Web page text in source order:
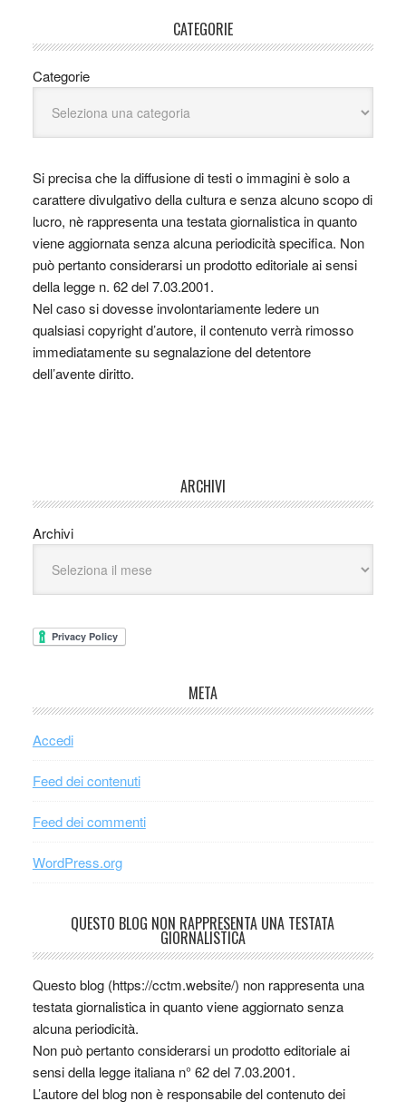
CATEGORIE
Categorie
Si precisa che la diffusione di testi o immagini è solo a
carattere divulgativo della cultura e senza alcuno scopo di
lucro, nè rappresenta una testata giornalistica in quanto
viene aggiornata senza alcuna periodicità specifica. Non
può pertanto considerarsi un prodotto editoriale ai sensi
della legge n. 62 del 7.03.2001.
Nel caso si dovesse involontariamente ledere un
qualsiasi copyright d’autore, il contenuto verrà rimosso
immediatamente su segnalazione del detentore
dell’avente diritto.
ARCHIVI
Archivi
META
Accedi
Feed dei contenuti
Feed dei commenti
WordPress.org
QUESTO BLOG NON RAPPRESENTA UNA TESTATA
GIORNALISTICA
Questo blog (https://cctm.website/) non rappresenta una
testata giornalistica in quanto viene aggiornato senza
alcuna periodicità.
Non può pertanto considerarsi un prodotto editoriale ai
sensi della legge italiana n° 62 del 7.03.2001.
L’autore del blog non è responsabile del contenuto dei